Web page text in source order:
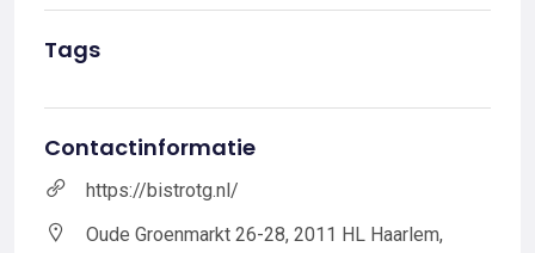
Tags
Contactinformatie
https://bistrotg.nl/
Oude Groenmarkt 26-28, 2011 HL Haarlem,